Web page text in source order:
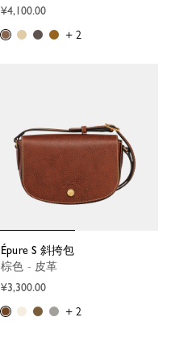
¥4,100.00
+ 2
Épure S 斜挎包
棕色 - 皮革
¥3,300.00
+ 2